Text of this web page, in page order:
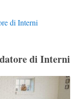
di Interni
di Interni